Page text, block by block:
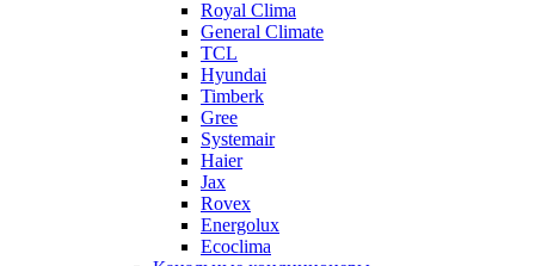
Royal Clima
General Climate
TCL
Hyundai
Timberk
Gree
Systemair
Haier
Jax
Rovex
Energolux
Ecoclima